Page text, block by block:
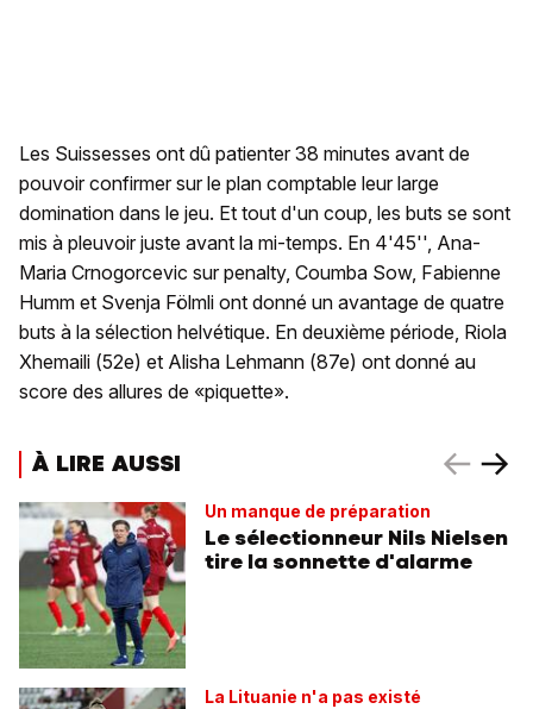
Les Suissesses ont dû patienter 38 minutes avant de
pouvoir confirmer sur le plan comptable leur large
domination dans le jeu. Et tout d'un coup, les buts se sont
mis à pleuvoir juste avant la mi-temps. En 4'45'', Ana-
Maria Crnogorcevic sur penalty, Coumba Sow, Fabienne
Humm et Svenja Fölmli ont donné un avantage de quatre
buts à la sélection helvétique. En deuxième période, Riola
Xhemaili (52e) et Alisha Lehmann (87e) ont donné au
score des allures de «piquette».
À LIRE AUSSI
Un manque de préparation
Le sélectionneur Nils Nielsen
tire la sonnette d'alarme
La Lituanie n'a pas existé